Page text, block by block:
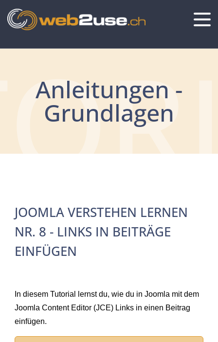
Anleitungen -
Grundlagen
JOOMLA VERSTEHEN LERNEN
NR. 8 - LINKS IN BEITRÄGE
EINFÜGEN
In diesem Tutorial lernst du, wie du in Joomla mit dem
Joomla Content Editor (JCE) Links in einen Beitrag
einfügen.